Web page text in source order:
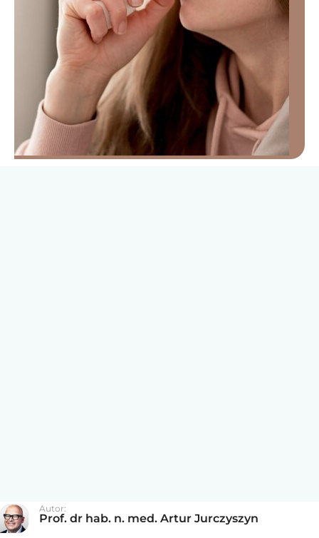
Autor:
Prof. dr hab. n. med. Artur Jurczyszyn